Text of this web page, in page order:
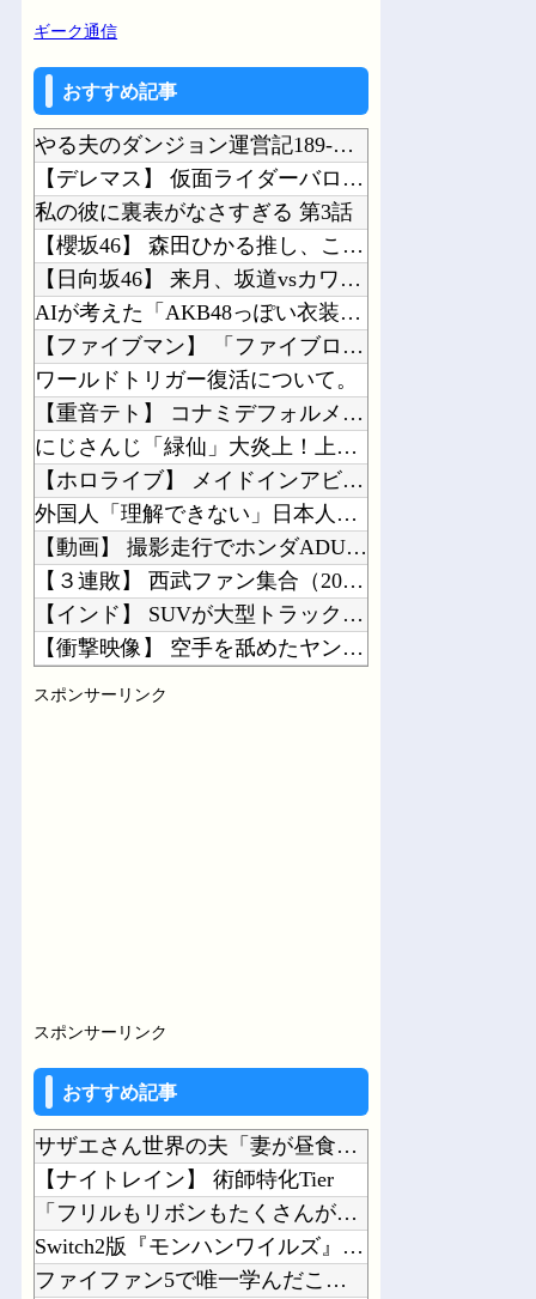
ギーク通信
おすすめ記事
やる夫のダンジョン運営記189-雑談所ネタ 第123話「なぜなにキャス狐さん・世...
【デレマス】 仮面ライダーバロンＰ第２話「蒼翼の乙女」
私の彼に裏表がなさすぎる 第3話
【櫻坂46】 森田ひかる推し、これには大歓喜
【日向坂46】 来月、坂道vsカワラボvsスタダvsハロプロの大激戦
AIが考えた「AKB48っぽい衣装」がこちらです！！！
【ファイブマン】 「ファイブロボ」とかいう3機のマシンが合体して完成するロボ
ワールドトリガー復活について。
【重音テト】 コナミデフォルメフィギュア「重音テト 通常衣装Ver.」「重音テト...
にじさんじ「緑仙」大炎上！上から目線で圧が強い返信「もうすでに歌ってる」埋もれて...
【ホロライブ】 メイドインアビスまじか、カリオペすげえな
外国人「理解できない」日本人ファンタジスタがまだ無所属で欧州人が困惑..獲得を求...
【動画】 撮影走行でホンダADUO改良型エンジン（PU）を搭載したアストンマーチ...
【３連敗】 西武ファン集合（2026.8.7）
【インド】 SUVが大型トラックと衝突、横転したトラックの下敷きになり運転手死亡
【衝撃映像】 空手を舐めたヤンキーが道場破りした結果…こっちの瞬殺で終わる…
スポンサーリンク
スポンサーリンク
おすすめ記事
サザエさん世界の夫「妻が昼食代500円しかくれない…この弁当屋、500円で売って...
【ナイトレイン】 術師特化Tier
「フリルもリボンもたくさんがいいのよね、ふふっ♪」対魔忍RPG・新イベント『バニ...
Switch2版『モンハンワイルズ』の動作環境が判明！
ファイファン5で唯一学んだことｗｗｗｗｗｗｗｗ